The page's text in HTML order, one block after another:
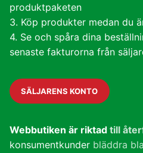
produktpaketen
3. Köp produkter medan du
4. Se och spåra dina
senaste fakturorna från
SÄLJARENS KONTO
Webbutiken är riktad till
konsumentkunder bläddra